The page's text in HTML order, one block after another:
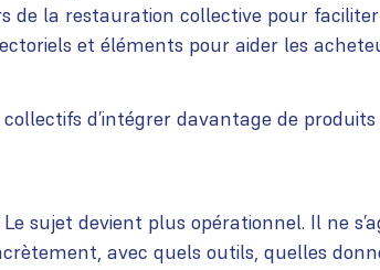
de la restauration collective pour faciliter
et éléments pour aider les
d’intégrer davantage de
sujet devient plus opérationnel. Il ne
avec quels outils, quelles